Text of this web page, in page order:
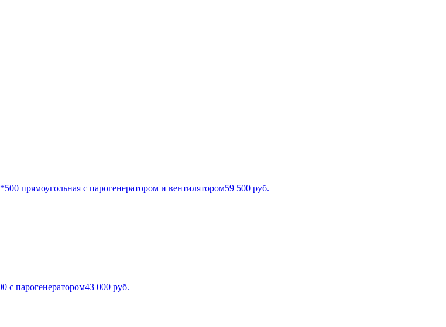
прямоугольная с парогенератором и вентилятором59 500 руб.
с парогенератором43 000 руб.